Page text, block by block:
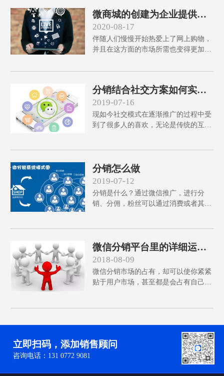
来?
微商城的创建为企业提供的
价值！
2020-08-17
伴随人们慢慢开始热爱上了网上购物，
并且在这方面的市场所需也变得更加强
过多数企业商家都是跟着风起哄，完全
商城创建后也没有带来很大效果。
分销结合社交方案如何实现
拓展?
2019-07-16
现如今社交模式在逐渐推广的过程中受
到了很多人的喜欢，无论是传统的互联
分销怎么做
2019-07-12
分销是什么？通过微信推广，进行分
销、分佣，粉丝可以通过消费或者其他
微信分销平台里的详细运营
办法有哪些
2018-08-09
微信分销市场的占有，却可以使你紧紧
贴于用户市场，甚至都是会占有自己的
立即扫码，添加销售顾问
咨询电话：131 0772 9081